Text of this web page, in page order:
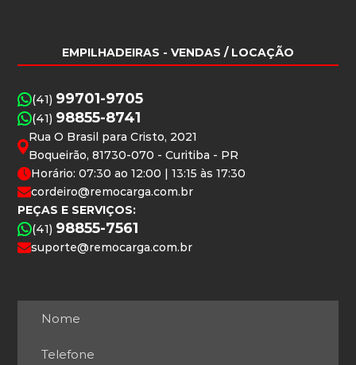
EMPILHADEIRAS - VENDAS / LOCAÇÃO
(41) 99701-9705
(41) 98855-8741
Rua O Brasil para Cristo, 2021
Boqueirão, 81730-070 - Curitiba - PR
Horário: 07:30 ao 12:00 | 13:15 às 17:30
cordeiro@remocarga.com.br
PEÇAS E SERVIÇOS:
(41) 98855-7561
suporte@remocarga.com.br